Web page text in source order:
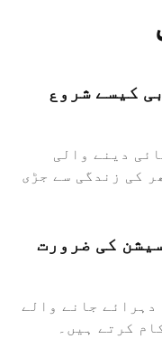
کیسے شروع
دینے والی
کی زندگی سے جڑی
کی ضرورت
دہرائے جانے والے
کرتے ہیں۔